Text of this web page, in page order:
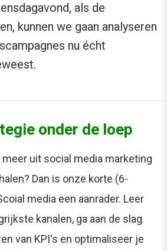
als de
kunnen we gaan analyseren
nu écht
onder de loep
uit social media marketing
Dan is onze korte (6-
media een aanrader. Leer
kanalen, ga aan de slag
van KPI's en optimaliseer je